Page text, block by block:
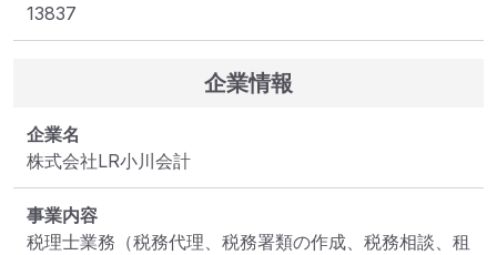
13837
企業情報
企業名
株式会社LR小川会計
事業内容
税理士業務（税務代理、税務署類の作成、税務相談、租